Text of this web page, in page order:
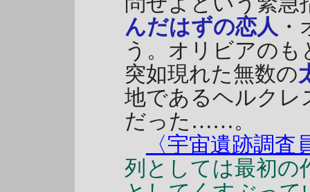
んだはずの恋人
う。オリビアのも
突如現れた無数の
地であるヘルクレ
だった……。
〈宇宙遺跡調査
列としては最初の